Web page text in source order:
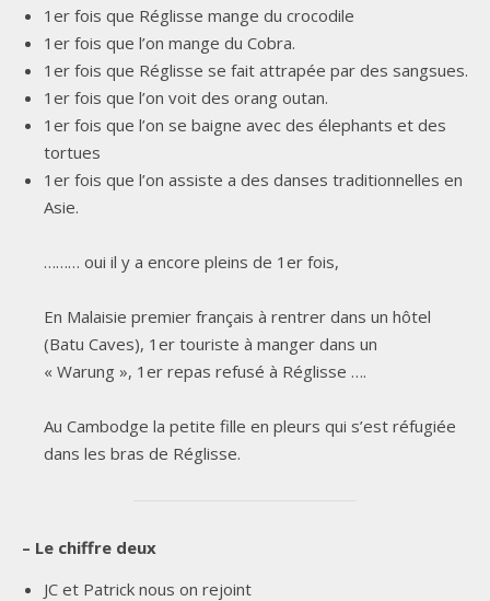
1er fois que Réglisse mange du crocodile
1er fois que l’on mange du Cobra.
1er fois que Réglisse se fait attrapée par des sangsues.
1er fois que l’on voit des orang outan.
1er fois que l’on se baigne avec des élephants et des
tortues
1er fois que l’on assiste a des danses traditionnelles en
Asie.
……… oui il y a encore pleins de 1er fois,
En Malaisie premier français à rentrer dans un hôtel
(Batu Caves), 1er touriste à manger dans un
« Warung », 1er repas refusé à Réglisse ….
Au Cambodge la petite fille en pleurs qui s’est réfugiée
dans les bras de Réglisse.
– Le chiffre deux
JC et Patrick nous on rejoint